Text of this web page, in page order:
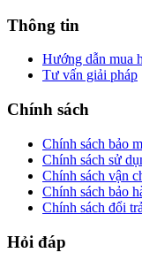
Thông tin
Hướng dẫn mua
Tư vấn giải pháp
Chính sách
Chính sách bảo
Chính sách sử
Chính sách vận
Chính sách bảo
Chính sách đổi
Hỏi đáp